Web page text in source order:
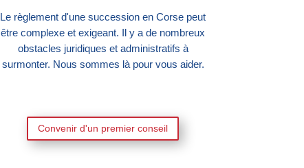
Le règlement d'une succession en Corse peut
être complexe et exigeant. Il y a de nombreux
obstacles juridiques et administratifs à
surmonter. Nous sommes là pour vous aider.
Convenir d'un premier conseil